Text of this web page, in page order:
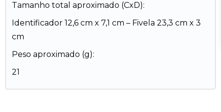
Tamanho total aproximado (CxD):
Identificador 12,6 cm x 7,1 cm – Fivela 23,3 cm x 3
cm
Peso aproximado (g):
21